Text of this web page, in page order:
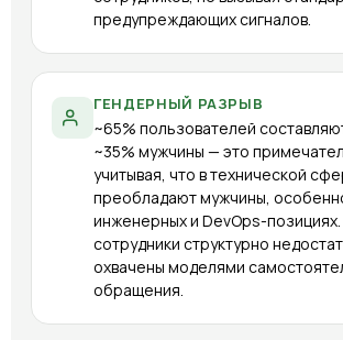
предупреждающих сигналов.
ГЕНДЕРНЫЙ РАЗРЫВ
~65% пользователей
~35% мужчины — это
учитывая, что в технической
преобладают мужчины,
инженерных и DevOps-
сотрудники структурно
охвачены моделями
обращения.